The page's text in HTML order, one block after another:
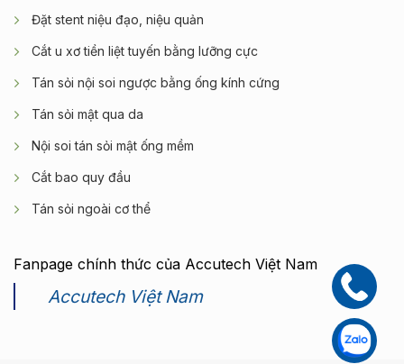
Đặt stent niệu đạo, niệu quản
Cắt u xơ tiền liệt tuyến bằng lưỡng cực
Tán sỏi nội soi ngược bằng ống kính cứng
Tán sỏi mật qua da
Nội soi tán sỏi mật ống mềm
Cắt bao quy đầu
Tán sỏi ngoài cơ thể
Fanpage chính thức của Accutech Việt Nam
Accutech Việt Nam